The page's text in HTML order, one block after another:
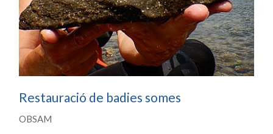
Restauració de badies somes
OBSAM